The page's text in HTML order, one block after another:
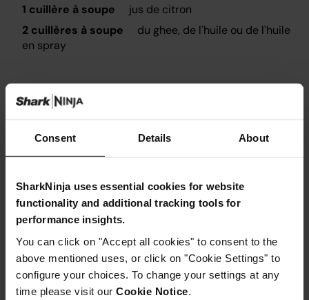
Consent Details About
SharkNinja uses essential cookies for website
functionality and additional tracking tools for
performance insights.
You can click on "Accept all cookies" to consent to the
above mentioned uses, or click on "Cookie Settings" to
configure your choices. To change your settings at any
time please visit our Cookie Notice
1 cuillère à soupe
jus de citron
2 cuillères à soupe
du ghee, de l'huile ou de l'huile
en spray
Étape 1
Découpez 2 grandes entailles dans chaque cuisse ou
jambe de poulet.
Étape 2
Dans un grand bol, combinez tous les ingrédients avec
le poulet et frottez la marinade dans
Étape 3
Laissez le poulet mariner pendant au moins 30 minutes
et jusqu'à 24 heures.